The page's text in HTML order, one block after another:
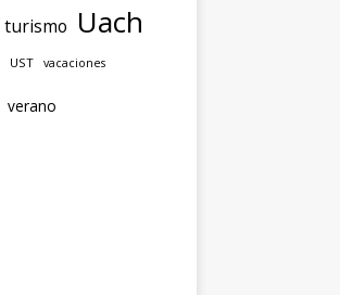
turismo Uach
UST vacaciones
verano